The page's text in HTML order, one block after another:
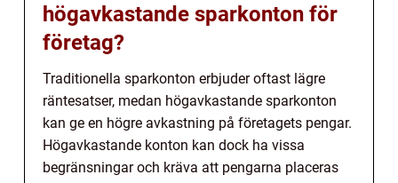
högavkastande sparkonton för
företag?
Traditionella sparkonton erbjuder oftast lägre
räntesatser, medan högavkastande sparkonton
kan ge en högre avkastning på företagets pengar.
Högavkastande konton kan dock ha vissa
begränsningar och kräva att pengarna placeras